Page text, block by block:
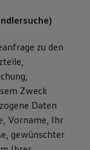
zu den
Zweck
Daten
Vorname, Ihr
gewünschter